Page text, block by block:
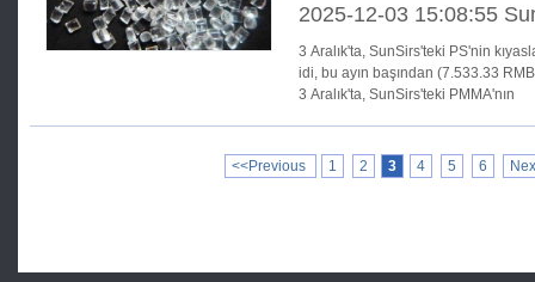
2025-12-03 15:08:55
3 Aralık'ta, SunSirs'teki PS'nin
idi, bu ayın başından (7.533.33
3 Aralık'ta, SunSirs'teki PMMA'nın
<<Previous 1 2 3 4 5 6